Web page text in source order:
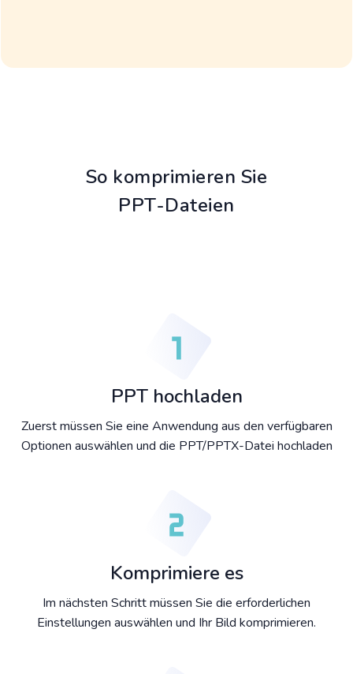
So komprimieren Sie
PPT-Dateien
PPT hochladen
Zuerst müssen Sie eine Anwendung aus den verfügbaren
Optionen auswählen und die PPT/PPTX-Datei hochladen
Komprimiere es
Im nächsten Schritt müssen Sie die erforderlichen
Einstellungen auswählen und Ihr Bild komprimieren.